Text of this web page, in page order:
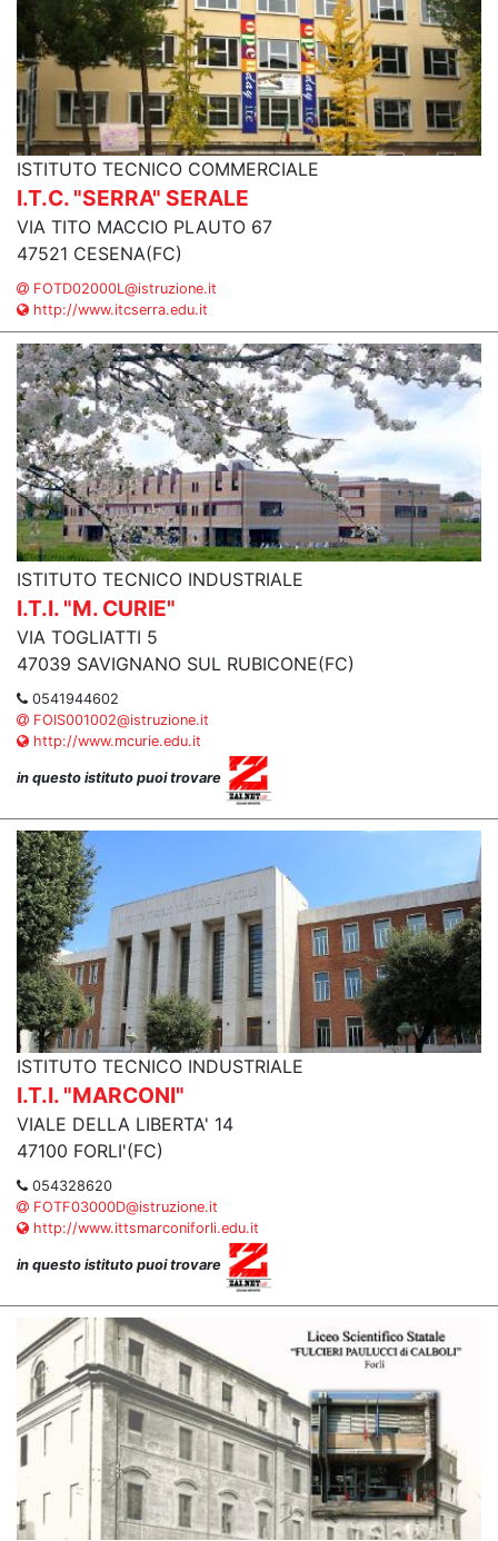
ISTITUTO TECNICO COMMERCIALE
I.T.C. "SERRA" SERALE
VIA TITO MACCIO PLAUTO 67
47521 CESENA(FC)
FOTD02000L@istruzione.it
http://www.itcserra.edu.it
ISTITUTO TECNICO INDUSTRIALE
I.T.I. "M. CURIE"
VIA TOGLIATTI 5
47039 SAVIGNANO SUL RUBICONE(FC)
0541944602
FOIS001002@istruzione.it
http://www.mcurie.edu.it
in questo istituto puoi trovare
ISTITUTO TECNICO INDUSTRIALE
I.T.I. "MARCONI"
VIALE DELLA LIBERTA' 14
47100 FORLI'(FC)
054328620
FOTF03000D@istruzione.it
http://www.ittsmarconiforli.edu.it
in questo istituto puoi trovare